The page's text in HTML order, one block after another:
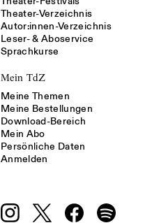
Theater-Verzeichnis
Autor:innen-Verzeichnis
Leser- & Aboservice
Sprachkurse
Mein TdZ
Meine Themen
Meine Bestellungen
Download-Bereich
Mein Abo
Persönliche Daten
Anmelden